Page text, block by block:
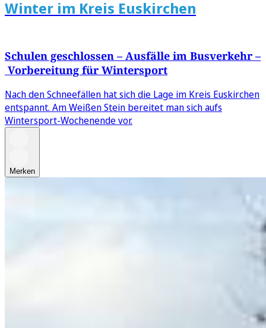
Winter im Kreis Euskirchen
Schulen geschlossen – Ausfälle im Busverkehr –
Vorbereitung für Wintersport
Nach den Schneefällen hat sich die Lage im Kreis Euskirchen
entspannt. Am Weißen Stein bereitet man sich aufs
Wintersport-Wochenende vor.
Merken